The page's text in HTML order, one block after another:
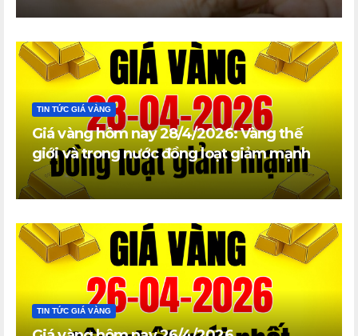
TIN TỨC GIÁ VÀNG
Giá vàng hôm nay 28/4/2026: Vàng thế
giới và trong nước đồng loạt giảm mạnh
TIN TỨC GIÁ VÀNG